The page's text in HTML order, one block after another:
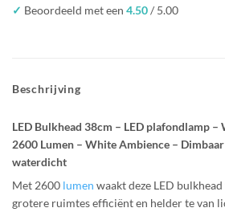
✓ Beoordeeld met een 4.50/ 5.00
Beschrijving
LED Bulkhead 38cm – LED plafondlamp
2600 Lumen – White Ambience –
waterdicht
Met 2600 lumen waakt deze LED
grotere ruimtes efficiënt en helder te van